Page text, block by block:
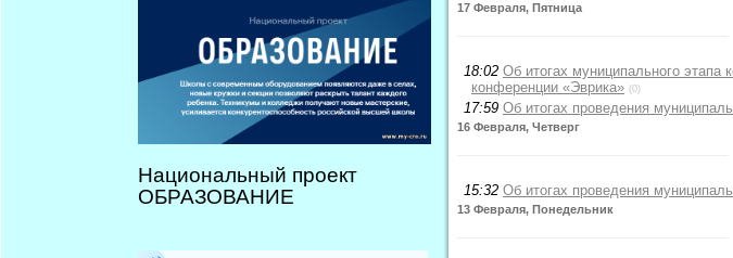
Национальный проект
ОБРАЗОВАНИЕ
17 Февраля, Пятница
18:02 Об итогах муниципального этапа
конференции «Эврика» (0)
17:59 Об итогах проведения
16 Февраля, Четверг
15:32 Об итогах проведения
13 Февраля, Понедельник